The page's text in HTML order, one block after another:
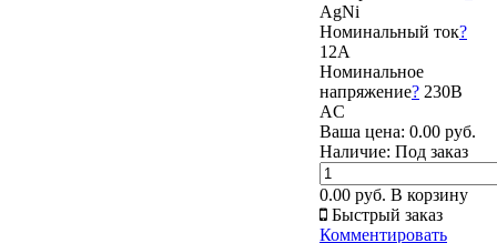
AgNi
Номинальный ток?
12А
Номинальное
напряжение? 230В
AC
Ваша цена: 0.00 руб.
Наличие: Под заказ
0.00 руб. В корзину
Быстрый заказ
Комментировать